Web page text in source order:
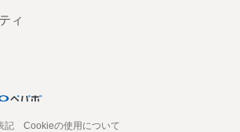
ィ
記
Cookieの使用について